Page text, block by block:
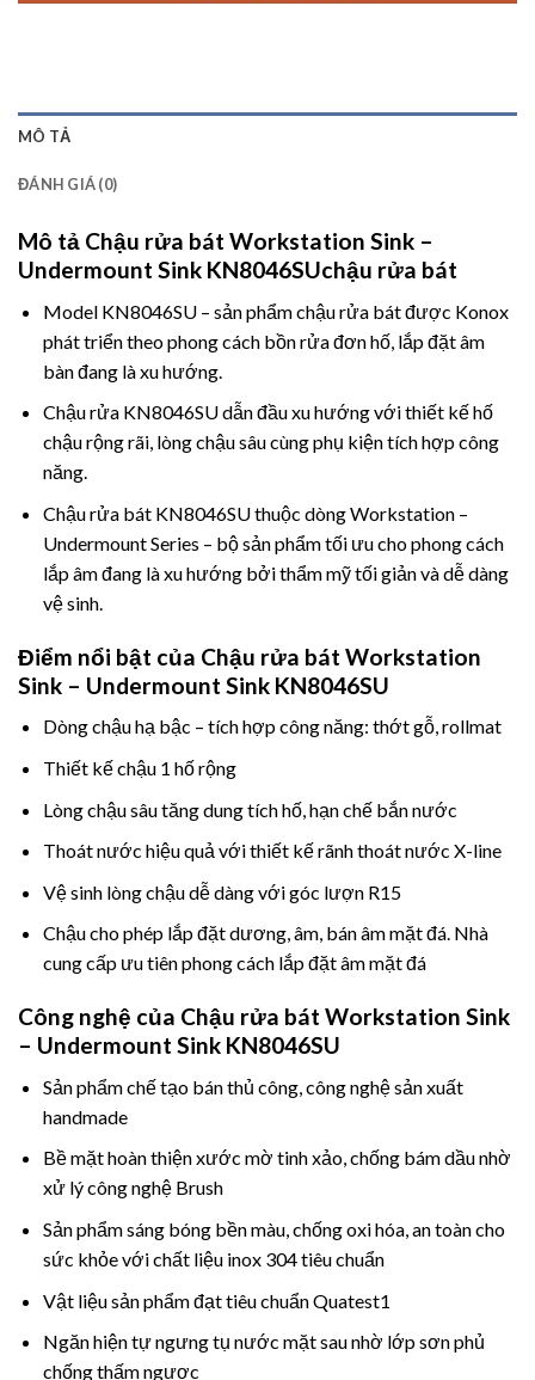
MÔ TẢ
ĐÁNH GIÁ (0)
Mô tả Chậu rửa bát Workstation Sink –
Undermount Sink KN8046SUchậu rửa bát
Model KN8046SU – sản phẩm chậu rửa bát được Konox
phát triển theo phong cách bồn rửa đơn hố, lắp đặt âm
bàn đang là xu hướng.
Chậu rửa KN8046SU dẫn đầu xu hướng với thiết kế hố
chậu rộng rãi, lòng chậu sâu cùng phụ kiện tích hợp công
năng.
Chậu rửa bát KN8046SU thuộc dòng Workstation –
Undermount Series – bộ sản phẩm tối ưu cho phong cách
lắp âm đang là xu hướng bởi thẩm mỹ tối giản và dễ dàng
vệ sinh.
Điểm nổi bật của Chậu rửa bát Workstation
Sink – Undermount Sink KN8046SU
Dòng chậu hạ bậc – tích hợp công năng: thớt gỗ, rollmat
Thiết kế chậu 1 hố rộng
Lòng chậu sâu tăng dung tích hố, hạn chế bắn nước
Thoát nước hiệu quả với thiết kế rãnh thoát nước X-line
Vệ sinh lòng chậu dễ dàng với góc lượn R15
Chậu cho phép lắp đặt dương, âm, bán âm mặt đá. Nhà
cung cấp ưu tiên phong cách lắp đặt âm mặt đá
Công nghệ của Chậu rửa bát Workstation Sink
– Undermount Sink KN8046SU
Sản phẩm chế tạo bán thủ công, công nghệ sản xuất
handmade
Bề mặt hoàn thiện xước mờ tinh xảo, chống bám dầu nhờ
xử lý công nghệ Brush
Sản phẩm sáng bóng bền màu, chống oxi hóa, an toàn cho
sức khỏe với chất liệu inox 304 tiêu chuẩn
Vật liệu sản phẩm đạt tiêu chuẩn Quatest1
Ngăn hiện tự ngưng tụ nước mặt sau nhờ lớp sơn phủ
chống thấm ngược